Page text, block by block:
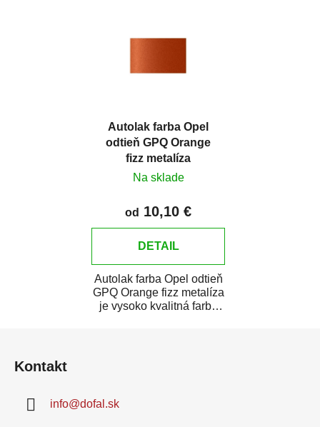
Autolak farba Opel
odtieň GPQ Orange
fizz metalíza
Na sklade
od 10,10 €
DETAIL
Autolak farba Opel odtieň
GPQ Orange fizz metalíza
je vysoko kvalitná farba
Kontakt
info@dofal.sk